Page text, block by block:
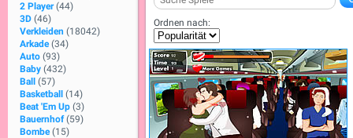
2 Player (44)
3D (46)
Verkleiden (18042)
Arkade (34)
Auto (93)
Baby (432)
Ball
(57)
Basketball
(14)
Beat 'Em Up (3)
Bauernhof (59)
Bombe (15)
Ordnen nach: